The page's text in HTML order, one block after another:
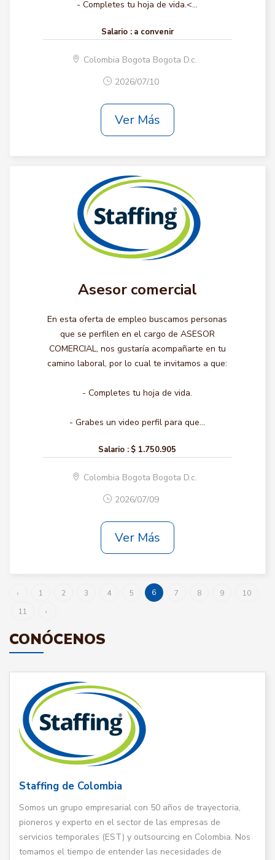
- Completes tu hoja de vida.<...
Salario : a convenir
Colombia Bogota Bogota D.c.
2026/07/10
Ver Más
Asesor comercial
En esta oferta de empleo buscamos personas
que se perfilen en el cargo de ASESOR
COMERCIAL, nos gustaría acompañarte en tu
camino laboral, por lo cual te invitamos a que:
- Completes tu hoja de vida.
- Grabes un video perfil para que...
Salario : $ 1.750.905
Colombia Bogota Bogota D.c.
2026/07/09
Ver Más
‹ 1 2 3 4 5 6 7 8 9
10
11
›
CONÓCENOS
Staffing de Colombia
Somos un grupo empresarial con 50 años de trayectoria,
pioneros y experto en el sector de las empresas de
servicios temporales (EST) y outsourcing en Colombia. Nos
tomamos el tiempo de entender las necesidades de